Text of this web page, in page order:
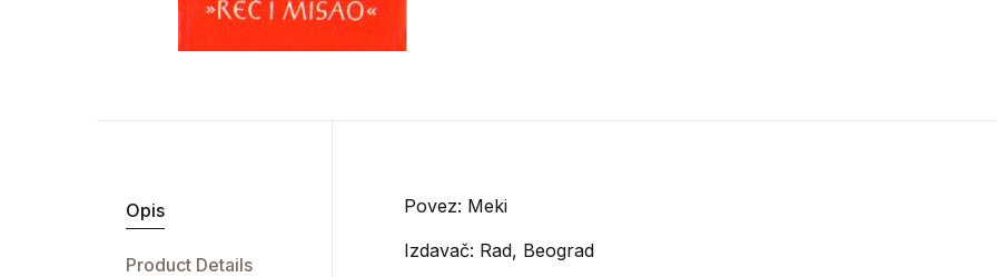
Opis
Product Details
Povez: Meki
Izdavač: Rad, Beograd